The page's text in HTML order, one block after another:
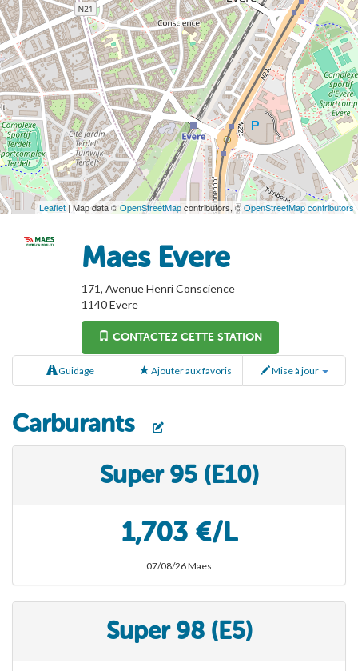
Leaflet | Map data ©OpenStreetMapcontributors, ©OpenStreetMap contributors
Maes Evere
171, Avenue Henri Conscience
1140Evere
CONTACTEZ CETTE STATION
Guidage Ajouter aux favoris Mise à jour
Carburants
Super 95 (E10)
1,703 €/L
07/08/26 Maes
Super 98 (E5)